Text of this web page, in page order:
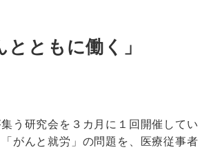
ともに働く」
う研究会を３カ月に１回開催してい
がんと就労」の問題を、医療従事